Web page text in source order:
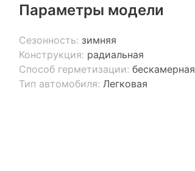
Параметры модели
Сезонность: зимняя
Конструкция: радиальная
Способ герметизации: бескамерная
Тип автомобиля: Легковая